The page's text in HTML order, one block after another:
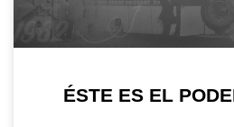
ÉSTE ES EL